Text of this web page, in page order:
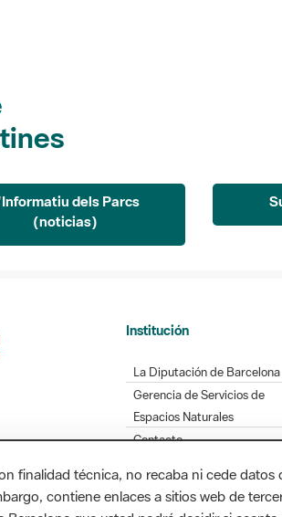
dels Parcs
(noticias)
Institución
La Diputación de Barcelona
Gerencia de Servicios de
Espacios Naturales
Contacto
finalidad técnica, no recaba ni cede datos
contiene enlaces a sitios web de